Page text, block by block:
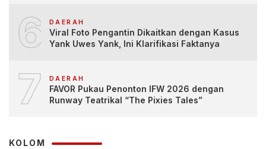
6 DAERAH
Viral Foto Pengantin Dikaitkan dengan Kasus
Yank Uwes Yank, Ini Klarifikasi Faktanya
7 DAERAH
FAVOR Pukau Penonton IFW 2026 dengan
Runway Teatrikal “The Pixies Tales”
KOLOM